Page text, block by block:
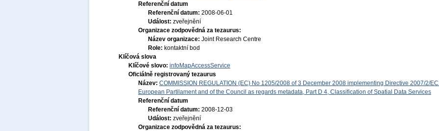
Referenční datum
Referenční datum: 2008-06-01
Událost: zveřejnění
Organizace zodpovědná za tezaurus:
Název organizace: Joint Research Centre
Role: kontaktní bod
Klíčová slova
Klíčové slovo: infoMapAccessService
Oficiálně registrovaný tezaurus
Název: COMMISSION REGULATION (EC) No 1205/2008 of 3 December 2008 implementing Directive 2007/2/EC
European Partilament and of the Council as regards metadata, Part D 4, Classification of Spatial Data Services
Referenční datum
Referenční datum: 2008-12-03
Událost: zveřejnění
Organizace zodpovědná za tezaurus: